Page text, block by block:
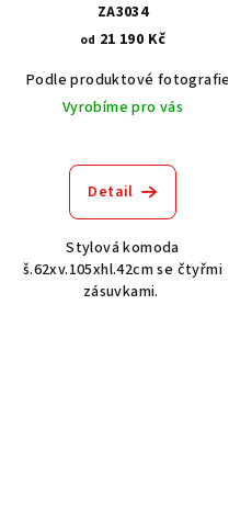
ZA3034
od 21 190 Kč
Podle produktové fotografie
Vyrobíme pro vás
Detail
Stylová komoda
š.62xv.105xhl.42cm se čtyřmi
zásuvkami.